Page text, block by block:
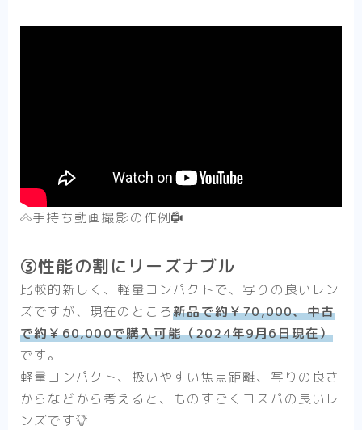
手持ち動画撮影の作例
③性能の割にリーズナブル
比較的新しく、軽量コンパクトで、写りの良いレン
ズですが、現在のところ新品で約￥70,000、中古
で約￥60,000で購入可能（2024年9月6日現在）
です。
軽量コンパクト、扱いやすい焦点距離、写りの良さ
からなどから考えると、ものすごくコスパの良いレ
ンズです